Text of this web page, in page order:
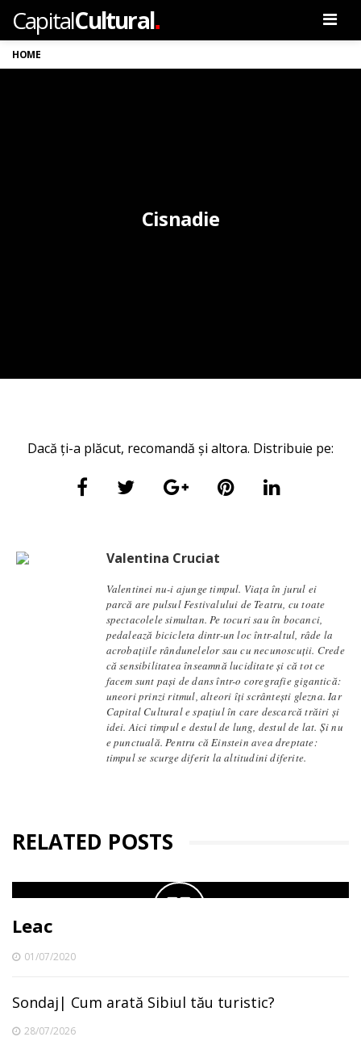
CapitalCultural.
HOME
Cisnadie
Dacă ți-a plăcut, recomandă și altora. Distribuie pe:
Valentina Cruciat
Valentinei nu-i ajunge timpul. Viața în jurul ei
parcă are pulsul Festivalului de Teatru, cu toate
spectacolele simultan. Pe tocuri sau în bocanci,
pedalează bicicleta dintr-un loc într-altul, râde la
acrobațiile rândunelelor sau cu necunoscuții. Crede
că sensibilitatea înseamnă luciditate și că tot ce
facem sunt pași de dans într-o coregrafie gigantică:
uneori prinzi ritmul, alteori îți scrântești glezna. Iar
Capital Cultural e spațiul în care descarcă trăiri și
idei. Aici timpul e destul de lung, destul de lat. Și nu
e punctuală. Pentru că Einstein avea dreptate:
timpul se scurge diferit la altitudini diferite.
RELATED POSTS
Leac
01/07/2020
Sondaj| Cum arată Sibiul tău turistic?
28/07/2026